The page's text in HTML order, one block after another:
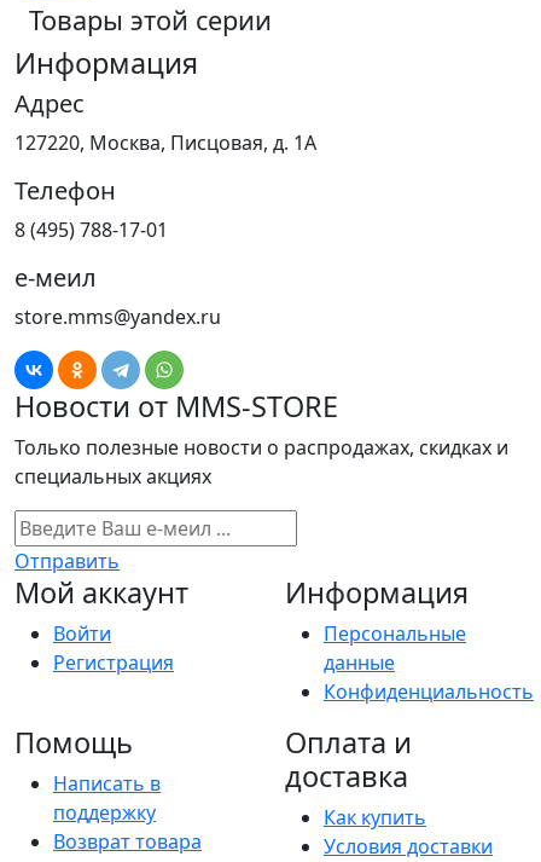
Товары этой серии
Информация
Адрес
127220, Москва, Писцовая, д. 1А
Телефон
8 (495) 788-17-01
е-меил
store.mms@yandex.ru
Новости от MMS-STORE
Только полезные новости о распродажах, скидках и
специальных акциях
Отправить
Мой аккаунт
Войти
Регистрация
Информация
Персональные
данные
Конфиденциальность
Помощь
Написать в
поддержку
Возврат товара
Оплата и
доставка
Как купить
Условия доставки